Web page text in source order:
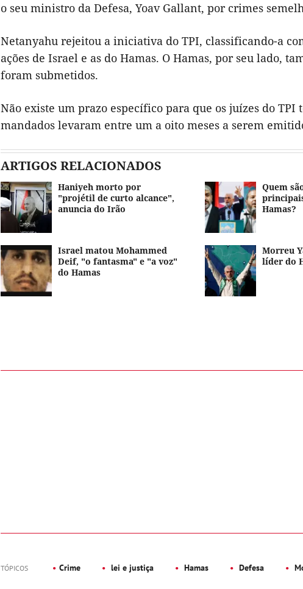
o seu ministro da Defesa, Yoav Gallant, por crimes
Netanyahu rejeitou a iniciativa do TPI, classificando-a
ações de Israel e as do Hamas. O Hamas, por seu lado,
foram submetidos.
Não existe um prazo específico para que os juízes do
mandados levaram entre um a oito meses a serem
ARTIGOS RELACIONADOS
Haniyeh morto por
"projétil de curto alcance",
anuncia do Irão
Quem
Hamas?
Israel matou Mohammed
Deif, "o fantasma" e "a voz"
do Hamas
Morreu
líder do
TÓPICOS Crime lei e justiça Hamas Defesa